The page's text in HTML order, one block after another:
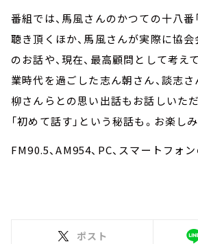
番組では、馬風さんのかつての十八番
聴き頂くほか、馬風さんが実際に協
のお話や、現在、最高顧問として考え
業時代を過ごした志ん朝さん、談志さ
柳さんらとの思い出話もお話しいただ
「初めて話す」という秘話も。お楽しみ
FM90.5、AM954、PC、スマートフォ
ポスト